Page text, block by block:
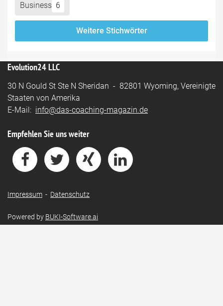
Business 6
Weitere Stichwörter
Evolution24 LLC
30 N Gould St Ste N Sheridan - 82801 Wyoming, Vereinigte
Staaten von Amerika
E-Mail: info@das-coaching-magazin.de
Empfehlen Sie uns weiter
Impressum - Datenschutz
Powered by BUKI-Software.ai